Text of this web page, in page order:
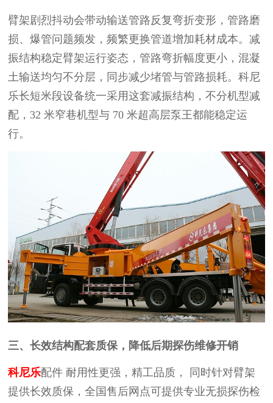
臂架剧烈抖动会带动输送管路反复弯折变形，管路磨
损、爆管问题频发，频繁更换管道增加耗材成本。减
振结构稳定臂架运行姿态，管路弯折幅度更小，混凝
土输送均匀不分层，同步减少堵管与管路损耗。科尼
乐长短米段设备统一采用这套减振结构，不分机型减
配， 32米窄巷机型与 70米超高层泵王都能稳定运
行。
三、长效结构配套质保，降低后期探伤维修开销
科尼乐配件 耐用性更强，精工品质，
同时针对臂架
提供长效质保，全国售后网点可提供专业无损探伤检